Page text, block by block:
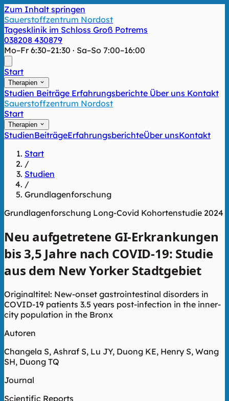
Zum Inhalt springen
Sauerstoffzentrum Nordost
Tagesklinik im Schloss Groß Potrems
038208 430879
Mo–Fr 6:30–21:30 · Sa–So 7:00–16:00
Start
Therapien
Studien Beiträge Erfahrungsberichte Über uns Kontakt
Sauerstoffzentrum Nordost
Start
Therapien
StudienBeiträgeErfahrungsberichteÜber unsKontakt
Start
/
Studien
/
Grundlagenforschung
Grundlagenforschung Long-Covid Kohortenstudie 2024
Neu aufgetretene GI-Erkrankungen
bis 3,5 Jahre nach COVID-19: Studie
aus dem New Yorker Stadtgebiet
Originaltitel: New-onset gastrointestinal disorders in
COVID-19 patients 3.5 years post-infection in the inner-
city population in the Bronx
Autoren
Changela S, Ashraf S, Lu JY, Duong KE, Henry S, Wang
SH, Duong TQ
Journal
Scientific Reports